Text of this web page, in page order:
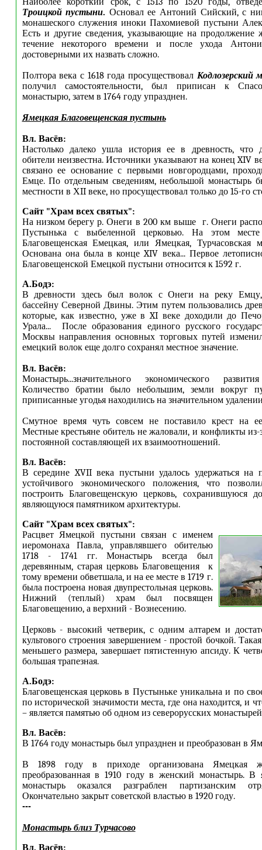
Троицкой пустыни. Основал ее Антоний Сийский, с
монашеского служения иноки Пахомиевой пустыни
Есть и другие сведения, указывающие на продолжение
течение некоторого времени и после ухода
достоверными их назвать сложно.
Полтора века с 1618 года просуществовал Кодлозерский
получил самостоятельности, был приписан к Спасо-
монастырю, затем в 1764 году упразднен.
Ямецкая Благовещенская пустынь
Вл. Васёв:
Настолько далеко ушла история ее в древность, что
обители неизвестна. Источники указывают на конец XIV
связано ее основание с первыми новгородцами,
Емце. По отдельным сведениям, небольшой монастырь
местности в ХII веке, но просуществовал только до 15-го
Сайт "Храм всех святых":
На низком берегу р. Онеги в 200 км выше г. Онеги
Пустынька с выбеленной церковью. На этом месте
Благовещенская Емецкая, или Ямецкая, Турчасовская
Основана она была в конце XIV века... Первое
Благовещенской Емецкой пустыни относится к 1592 г.
А.Бодэ:
В древности здесь был волок с Онеги на реку
бассейну Северной Двины. Этим путем пользовались
которые, как известно, уже в XI веке доходили до
Урала... После образования единого русского
Москвы направления основных торговых путей
емецкий волок еще долго сохранял местное значение.
Вл. Васёв:
Монастырь...значительного экономического
Количество братии было небольшим, земли вокруг
приписанные угодья находились на значительном
Смутное время чуть совсем не поставило крест на
Местные крестьяне обитель не жаловали, и конфликты из-
постоянной составляющей их взаимоотношений.
Вл. Васёв:
В середине XVII века пустыни удалось удержаться на
устойчивого экономического положения, что
построить Благовещенскую церковь, сохранившуюся
являющуюся памятником архитектуры.
Сайт "Храм всех святых":
Расцвет Ямецкой пустыни связан с именем
иеромонаха Павла, управлявшего обителью
1718 - 1741 гг. Монастырь всегда был
деревянным, старая церковь Благовещения к
тому времени обветшала, и на ее месте в 1719 г.
была построена новая двупрестольная церковь.
Нижний (теплый) храм был посвящен
Благовещению, а верхний - Вознесению.
Церковь - высокий четверик, с одним алтарем и
культового строения завершением - простой бочкой.
меньшего размера, завершает пятистенную апсиду. К
большая трапезная.
А.Бодэ:
Благовещенская церковь в Пустыньке уникальна и по
по исторической значимости места, где она находится, и
– является памятью об одном из северорусских
Вл. Васёв:
В 1764 году монастырь был упразднен и преобразован в
В 1898 году в приходе организована Ямецкая
преобразованная в 1910 году в женский монастырь. В
монастырь оказался разграблен партизанским
Окончательно закрыт советской властью в 1920 году.
---
Монастырь близ Турчасово
Вл. Васёв: